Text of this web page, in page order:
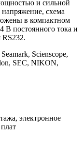
и сильной
схема
в компактном
В постоянного тока и
RS232.
Scienscope,
SEC, NIKON,
электронное